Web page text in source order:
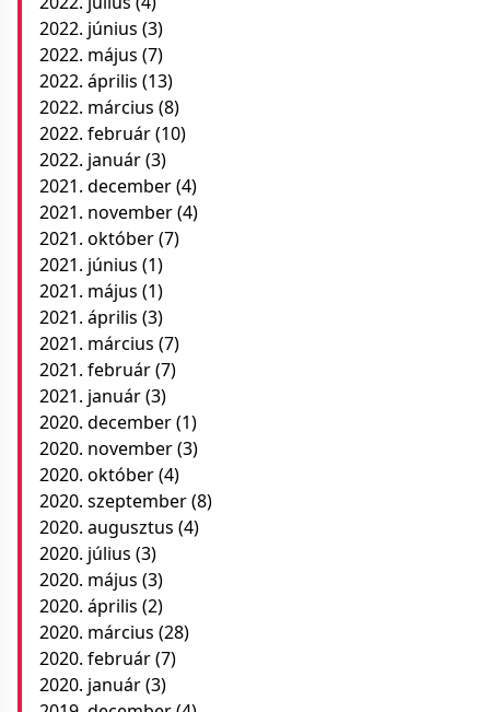
2022. június (3)
2022. május (7)
2022. április (13)
2022. március (8)
2022. február(10)
2022. január(3)
2021. december(4)
2021. november(4)
2021. október(7)
2021. június (1)
2021. május (1)
2021. április (3)
2021. március (7)
2021. február(7)
2021. január(3)
2020. december(1)
2020. november(3)
2020. október(4)
2020. szeptember(8)
2020. augusztus (4)
2020. július (3)
2020. május (3)
2020. április (2)
2020. március (28)
2020. február(7)
2020. január(3)